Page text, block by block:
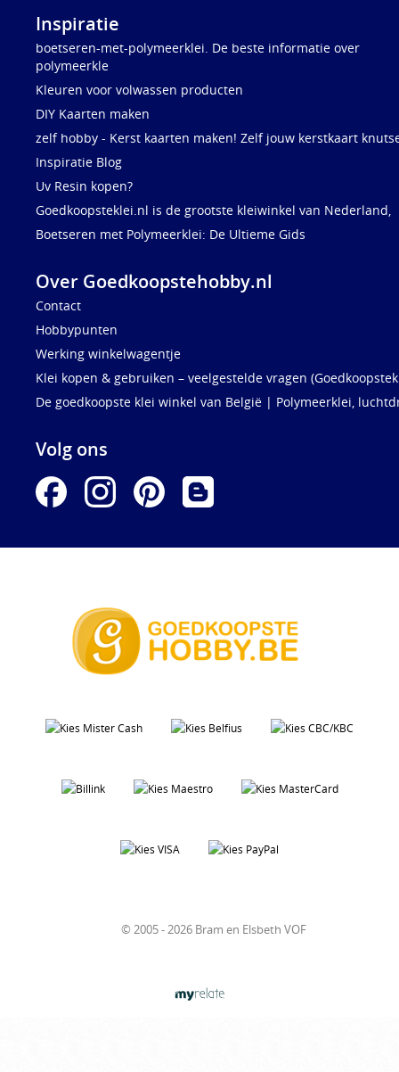
Inspiratie
boetseren-met-polymeerklei. De beste informatie over
polymeerkle
Kleuren voor volwassen producten
DIY Kaarten maken
zelf hobby - Kerst kaarten maken! Zelf jouw kerstkaart
Inspiratie Blog
Uv Resin kopen?
Goedkoopsteklei.nl is de grootste kleiwinkel van Nederland,
Boetseren met Polymeerklei: De Ultieme Gids
Over Goedkoopstehobby.nl
Contact
Hobbypunten
Werking winkelwagentje
Klei kopen & gebruiken – veelgestelde vragen
De goedkoopste klei winkel van België | Polymeerklei,
Volg ons
© 2005 - 2026 Bram en Elsbeth VOF